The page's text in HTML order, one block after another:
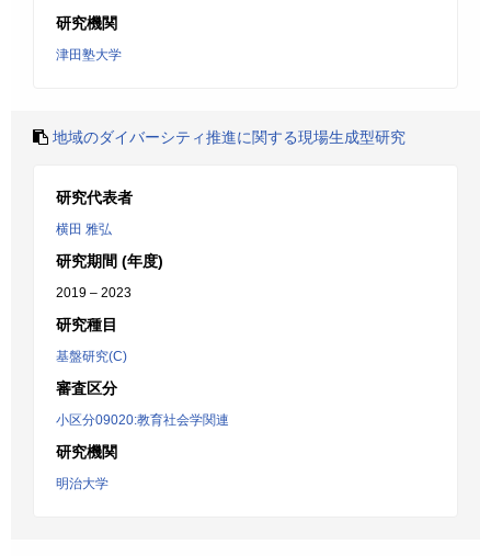
研究機関
津田塾大学
地域のダイバーシティ推進に関する現場生成型研究
研究代表者
横田 雅弘
研究期間 (年度)
2019 – 2023
研究種目
基盤研究(C)
審査区分
小区分09020:教育社会学関連
研究機関
明治大学